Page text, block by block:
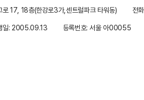
로 17, 18층(한강로3가,센트럴파크 타워동)
전
일: 2005.09.13 등록번호: 서울 아00055